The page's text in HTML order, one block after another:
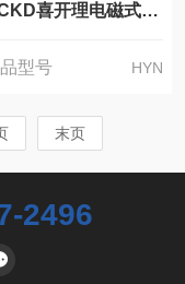
HYNCKD喜开理电磁式管夹阀
型号 HYN
末页
2496